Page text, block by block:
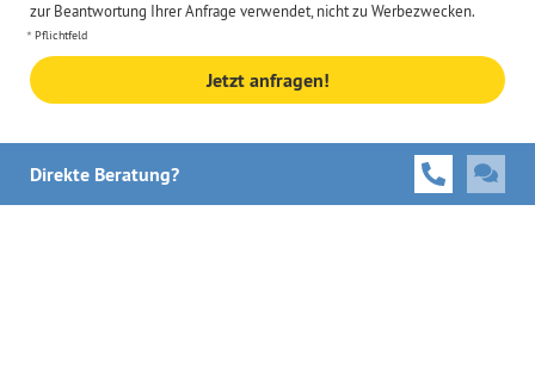
zur Beantwortung Ihrer Anfrage verwendet, nicht zu Werbezwecken.
Pflichtfeld
Jetzt anfragen!
Direkte Beratung?